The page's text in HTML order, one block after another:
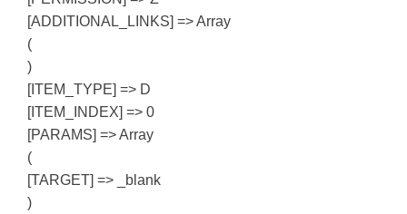
[ADDITIONAL_LINKS] => Array
(
)
[ITEM_TYPE] => D
[ITEM_INDEX] => 0
[PARAMS] => Array
(
[TARGET] => _blank
)